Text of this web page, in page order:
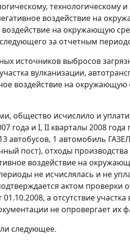
технологическому
воздействие на
воздействие на окружающую
за отчетным
источников выбросов
вулканизации,
воздействие на окружающую
общество исчислило и
года и I, II кварталы 2008
автобусов, 1 автомобиль
пост), отходы
воздействие на
не исчислялась и не
актом проверки
а отсутствие
не опровергает их
следующее.